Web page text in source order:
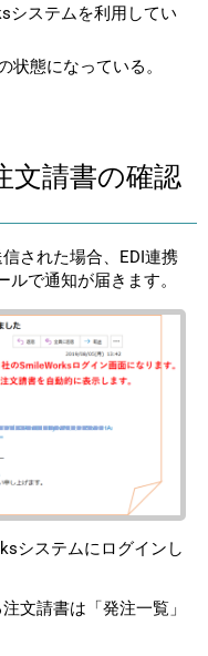
システムを利用してい
状態になっている。
文請書の確認
された場合、EDI連携
で通知が届きます。
システムにログインし
文請書は「発注一覧」